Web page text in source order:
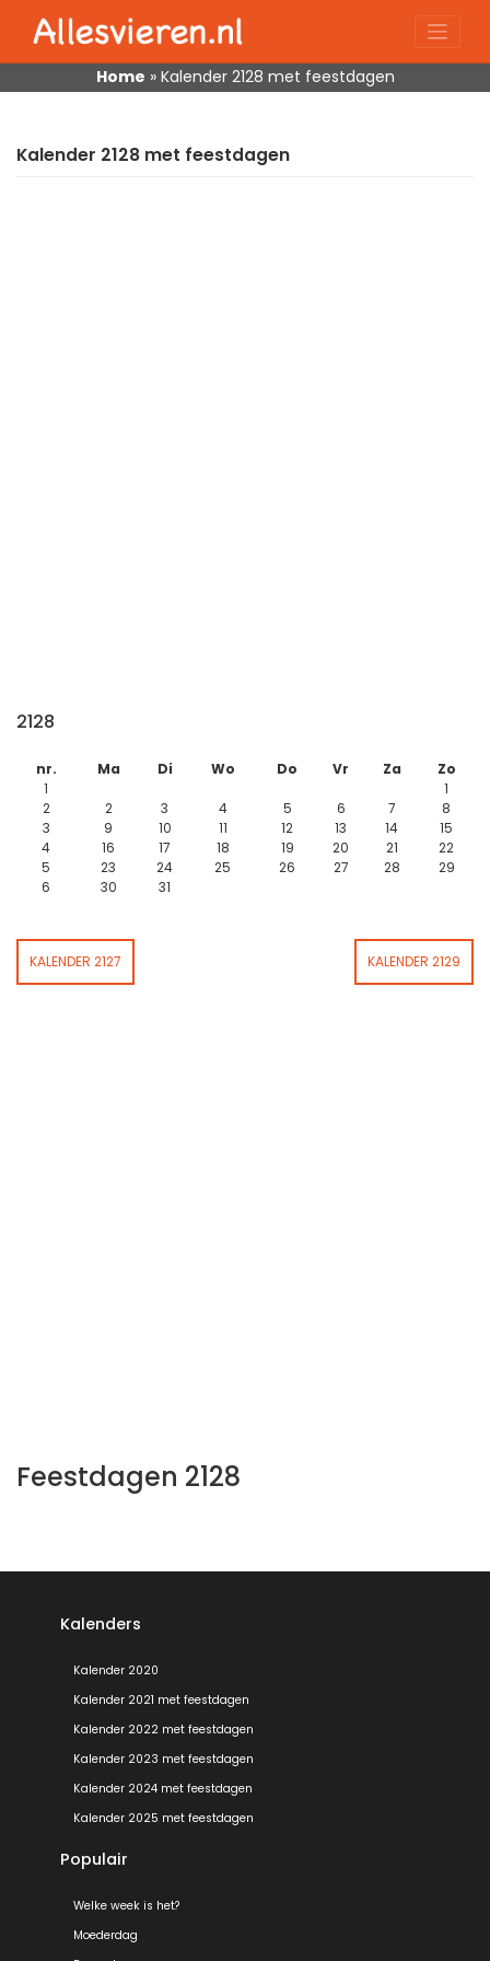
content
Home » Kalender 2128 met feestdagen
Kalender 2128 met feestdagen
2128
nr. Ma Di Wo Do Vr Za
Zo
1
1
2
2 3 4 5 6 7
8
3
9 10 11 12 13 14
15
4
16 17 18 19 20 21
22
5
23 24 25 26 27 28
29
6
30 31
KALENDER 2127 KALENDER 2129
Feestdagen 2128
Kalenders
Kalender 2020
Kalender 2021 met feestdagen
Kalender 2022 met feestdagen
Kalender 2023 met feestdagen
Kalender 2024 met feestdagen
Kalender 2025 met feestdagen
Populair
Welke week is het?
Moederdag